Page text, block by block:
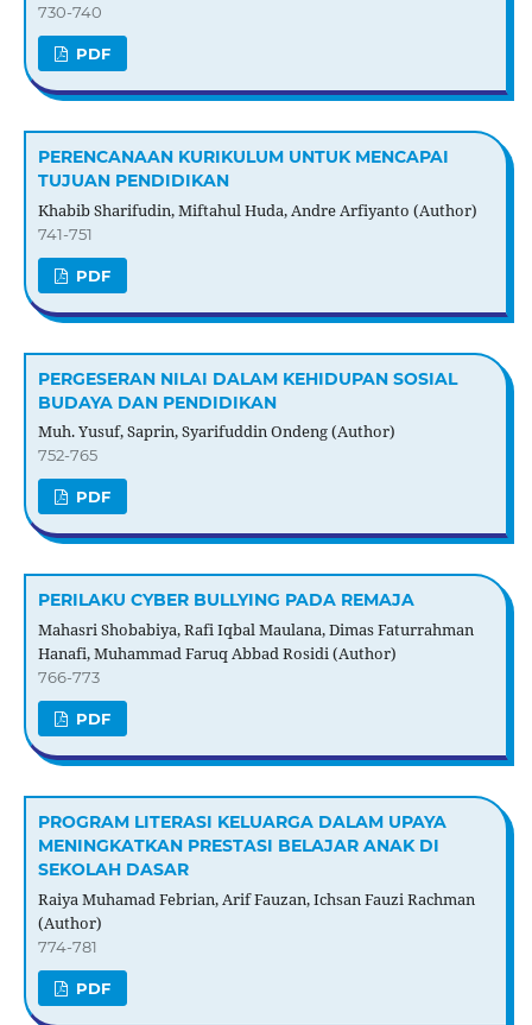
730-740
PDF
PERENCANAAN KURIKULUM UNTUK MENCAPAI
TUJUAN PENDIDIKAN
Khabib Sharifudin, Miftahul Huda, Andre Arfiyanto (Author)
741-751
PDF
PERGESERAN NILAI DALAM KEHIDUPAN SOSIAL
BUDAYA DAN PENDIDIKAN
Muh. Yusuf, Saprin, Syarifuddin Ondeng (Author)
752-765
PDF
PERILAKU CYBER BULLYING PADA REMAJA
Mahasri Shobabiya, Rafi Iqbal Maulana, Dimas Faturrahman
Hanafi, Muhammad Faruq Abbad Rosidi (Author)
766-773
PDF
PROGRAM LITERASI KELUARGA DALAM UPAYA
MENINGKATKAN PRESTASI BELAJAR ANAK DI
SEKOLAH DASAR
Raiya Muhamad Febrian, Arif Fauzan, Ichsan Fauzi Rachman
(Author)
774-781
PDF